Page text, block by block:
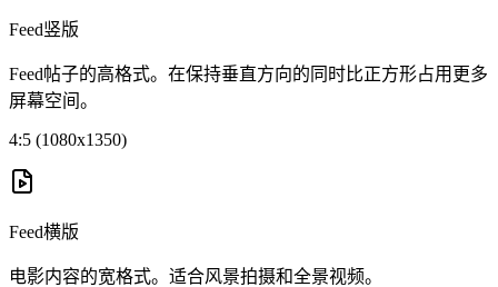
Feed竖版
Feed帖子的高格式。在保持垂直方向的同时比正方形占用更多
屏幕空间。
4:5 (1080x1350)
Feed横版
电影内容的宽格式。适合风景拍摄和全景视频。